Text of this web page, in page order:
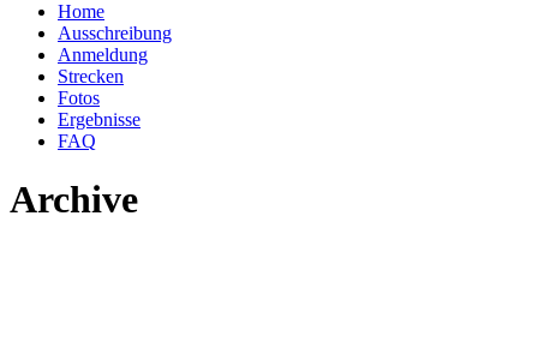
Home
Ausschreibung
Anmeldung
Strecken
Fotos
Ergebnisse
FAQ
Archive